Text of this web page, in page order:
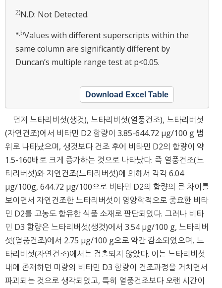
2)N.D: Not Detected.
a,bValues with different superscripts within the
same column are significantly different by
Duncan’s multiple range test at p<0.05.
Download Excel Table
먼저 느타리버섯(생것), 느타리버섯(열풍건조), 느타리버섯
(자연건조)에서 비타민 D2 함량이 3.85-644.72 μg/100 g 범
위로 나타났으며, 생것보다 건조 후에 비타민 D2의 함량이 약
1.5-160배로 크게 증가하는 것으로 나타났다. 즉 열풍건조(느
타리버섯)와 자연건조(느타리버섯)에 의해서 각각 6.04
μg/100g, 644.72 μg/100으로 비타민 D2의 함량의 큰 차이를
보이면서 자연건조한 느타리버섯이 영양학적으로 중요한 비타
민 D2를 고농도 함유한 식품 소재로 판단되었다. 그러나 비타
민 D3 함량은 느타리버섯(생것)에서 3.54 μg/100 g, 느타리버
섯(열풍건조)에서 2.75 μg/100 g으로 약간 감소되었으며, 느
타리버섯(자연건조)에서는 검출되지 않았다. 이는 느타리버섯
내에 존재하던 미량의 비타민 D3 함량이 건조과정을 거치면서
파괴되는 것으로 생각되었고, 특히 열풍건조보다 오랜 시간이